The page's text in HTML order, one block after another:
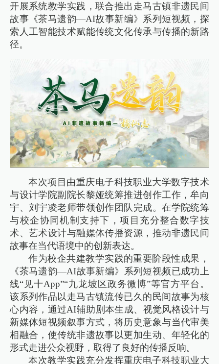
开展系统教学实践，联合推出走马古镇非遗民间
故事《茶马遗韵—AI故事新编》系列短视频，探
索人工智能技术赋能传统文化传承与传播的新路
径。
本次项目由重庆电子科技职业大学数字技术
与设计学院副院长黎娅统筹推进创作工作，牟向
宇、刘宇凌老师带领创作团队完成。在学院统筹
与校企协同机制支持下，项目充分整合数字技
术、艺术设计与融媒体传播资源，推动非遗民间
故事在当代语境中的创新表达。
作为校企共建教学实践的重要阶段性成果，
《茶马遗韵—AI故事新编》系列短视频已成功上
线“见十App”“九龙坡区政务微博”等官方平台。
该系列作品以走马古镇流传已久的民间故事为核
心内容，通过AI辅助剧本生成、视觉风格设计与
新媒体短视频叙事方式，将历史意象与当代审美
相融合，使传统非遗故事以更加生动、年轻化的
形式走进公众视野，取得了良好的传播反响。
本次教学实践充分发挥重庆电子科技职业大